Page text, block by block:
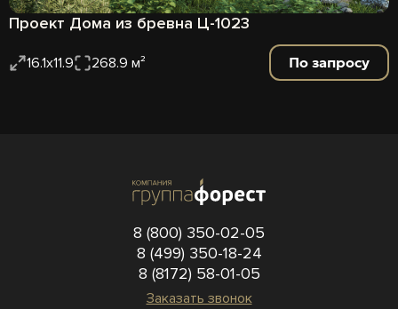
Проект Дома из бревна Ц-1023
16.1x11.9 268.9 м² По запросу
8 (800) 350-02-05
8 (499) 350-18-24
8 (8172) 58-01-05
Заказать звонок